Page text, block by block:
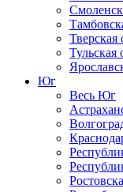
Тверская
Тульская
Юг
Весь Юг